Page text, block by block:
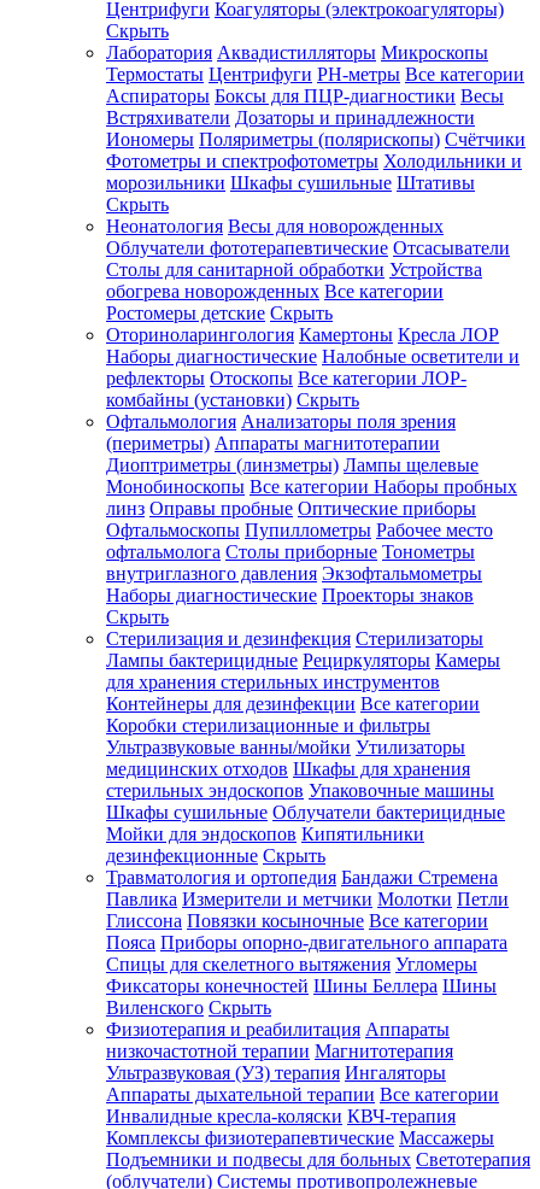
Центрифуги Коагуляторы (электрокоагуляторы)
Скрыть
Лаборатория Аквадистилляторы Микроскопы
Термостаты Центрифуги PH-метры Все категории
Аспираторы Боксы для ПЦР-диагностики Весы
Встряхиватели Дозаторы и принадлежности
Иономеры Поляриметры (полярископы) Счётчики
Фотометры и спектрофотометры Холодильники и
морозильники Шкафы сушильные Штативы
Скрыть
Неонатология Весы для новорожденных
Облучатели фототерапевтические Отсасыватели
Столы для санитарной обработки Устройства
обогрева новорожденных Все категории
Ростомеры детские Скрыть
Оториноларингология Камертоны Кресла ЛОР
Наборы диагностические Налобные осветители и
рефлекторы Отоскопы Все категории ЛОР-
комбайны (установки) Скрыть
Офтальмология Анализаторы поля зрения
(периметры) Аппараты магнитотерапии
Диоптриметры (линзметры) Лампы щелевые
Монобиноскопы Все категории Наборы пробных
линз Оправы пробные Оптические приборы
Офтальмоскопы Пупиллометры Рабочее место
офтальмолога Столы приборные Тонометры
внутриглазного давления Экзофтальмометры
Наборы диагностические Проекторы знаков
Скрыть
Стерилизация и дезинфекция Стерилизаторы
Лампы бактерицидные Рециркуляторы Камеры
для хранения стерильных инструментов
Контейнеры для дезинфекции Все категории
Коробки стерилизационные и фильтры
Ультразвуковые ванны/мойки Утилизаторы
медицинских отходов Шкафы для хранения
стерильных эндоскопов Упаковочные машины
Шкафы сушильные Облучатели бактерицидные
Мойки для эндоскопов Кипятильники
дезинфекционные Скрыть
Травматология и ортопедия Бандажи Стремена
Павлика Измерители и метчики Молотки Петли
Глиссона Повязки косыночные Все категории
Пояса Приборы опорно-двигательного аппарата
Спицы для скелетного вытяжения Угломеры
Фиксаторы конечностей Шины Беллера Шины
Виленского Скрыть
Физиотерапия и реабилитация Аппараты
низкочастотной терапии Магнитотерапия
Ультразвуковая (УЗ) терапия Ингаляторы
Аппараты дыхательной терапии Все категории
Инвалидные кресла-коляски КВЧ-терапия
Комплексы физиотерапевтические Массажеры
Подъемники и подвесы для больных Светотерапия
(облучатели) Системы противопролежневые